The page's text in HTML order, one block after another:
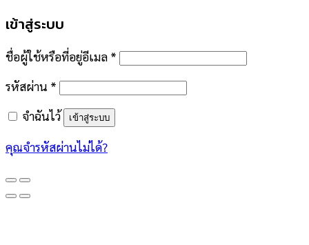
เข้าสู่ระบบ
ชื่อผู้ใช้หรือที่อยู่อีเมล *
รหัสผ่าน *
จำฉันไว้
เข้าสู่ระบบ
คุณจำรหัสผ่านไม่ได้?